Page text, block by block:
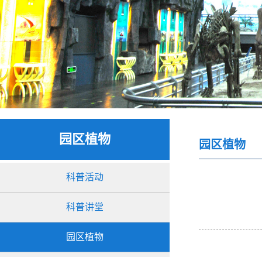
园区植物
科普活动
科普讲堂
园区植物
园区植物